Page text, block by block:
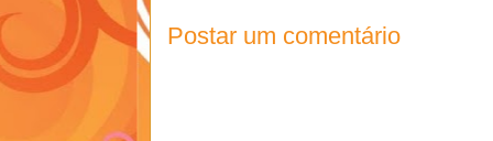
Postar um comentário